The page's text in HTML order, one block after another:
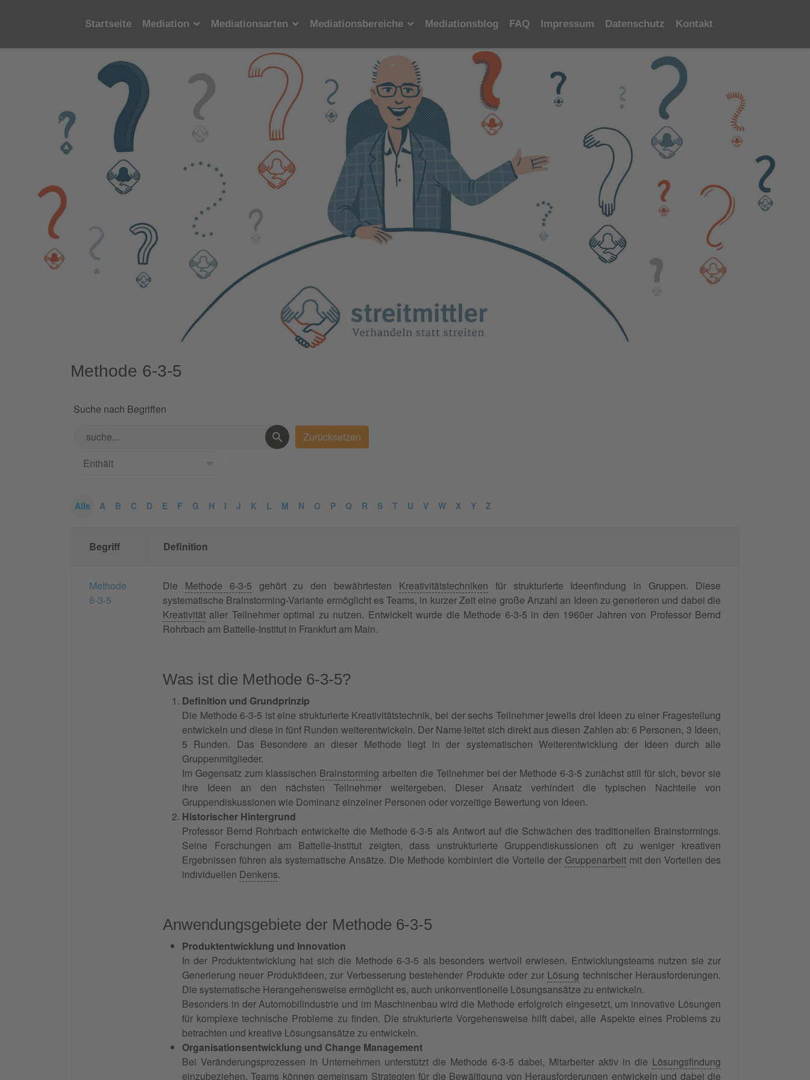
Startseite Mediation Mediationsarten Mediationsbereiche Mediationsblog FAQ Impressum Datenschutz Kontakt
Methode 6-3-5
Suche nach Begriffen
Alle A B C D E F G H I J K L M N O P Q R S T U V W X Y Z
Begriff Definition
Methode
6-3-5
Die Methode 6-3-5 gehört zu den bewährtesten Kreativitätstechniken für strukturierte Ideenfindung in Gruppen. Diese
systematische Brainstorming-Variante ermöglicht es Teams, in kurzer Zeit eine große Anzahl an Ideen zu generieren und dabei die
Kreativität aller Teilnehmer optimal zu nutzen. Entwickelt wurde die Methode 6-3-5 in den 1960er Jahren von Professor Bernd
Rohrbach am Battelle-Institut in Frankfurt am Main.
Was ist die Methode 6-3-5?
Definition und Grundprinzip
Die Methode 6-3-5 ist eine strukturierte Kreativitätstechnik, bei der sechs Teilnehmer jeweils drei Ideen zu einer Fragestellung
entwickeln und diese in fünf Runden weiterentwickeln. Der Name leitet sich direkt aus diesen Zahlen ab: 6 Personen, 3 Ideen,
5 Runden. Das Besondere an dieser Methode liegt in der systematischen Weiterentwicklung der Ideen durch alle
Gruppenmitglieder.
Im Gegensatz zum klassischen Brainstorming arbeiten die Teilnehmer bei der Methode 6-3-5 zunächst still für sich, bevor sie
ihre Ideen an den nächsten Teilnehmer weitergeben. Dieser Ansatz verhindert die typischen Nachteile von
Gruppendiskussionen wie Dominanz einzelner Personen oder vorzeitige Bewertung von Ideen.
Historischer Hintergrund
Professor Bernd Rohrbach entwickelte die Methode 6-3-5 als Antwort auf die Schwächen des traditionellen Brainstormings.
Seine Forschungen am Battelle-Institut zeigten, dass unstrukturierte Gruppendiskussionen oft zu weniger kreativen
Ergebnissen führen als systematische Ansätze. Die Methode kombiniert die Vorteile der Gruppenarbeitmit den Vorteilen des
individuellen Denkens.
Anwendungsgebiete der Methode 6-3-5
Produktentwicklung und Innovation
In der Produktentwicklung hat sich die Methode 6-3-5 als besonders wertvoll erwiesen. Entwicklungsteams nutzen sie zur
Generierung neuer Produktideen, zur Verbesserung bestehender Produkte oder zur Lösung technischer Herausforderungen.
Die systematische Herangehensweise ermöglicht es, auch unkonventionelle Lösungsansätze zu entwickeln.
Besonders in der Automobilindustrie und im Maschinenbau wird die Methode erfolgreich eingesetzt, um innovative Lösungen
für komplexe technische Probleme zu finden. Die strukturierte Vorgehensweise hilft dabei, alle Aspekte eines Problems zu
betrachten und kreative Lösungsansätze zu entwickeln.
Organisationsentwicklung und Change Management
Bei Veränderungsprozessen in Unternehmen unterstützt die Methode 6-3-5 dabei, Mitarbeiter aktiv in die Lösungsfindung
einzubeziehen. Teams können gemeinsam Strategien für die Bewältigung von Herausforderungen entwickeln und dabei die